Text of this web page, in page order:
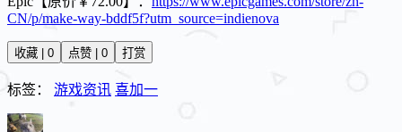
CN/p/make-way-bddf5f?utm_source=indienova
收藏 | 0 点赞 | 0 打赏
标签： 游戏资讯 喜加一